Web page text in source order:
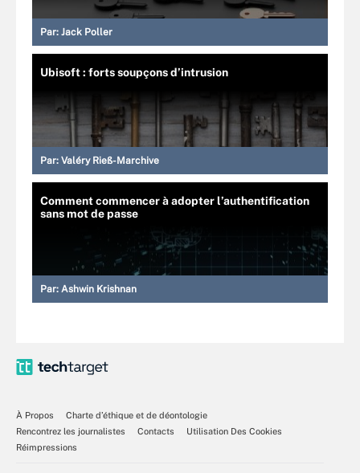
Par: Jack Poller
Ubisoft : forts soupçons d’intrusion
Par: Valéry Rieß-Marchive
Comment commencer à adopter l’authentification
sans mot de passe
Par: Ashwin Krishnan
À Propos
Charte d’éthique et de déontologie
Rencontrez les journalistes
Contacts
Utilisation Des Cookies
Réimpressions